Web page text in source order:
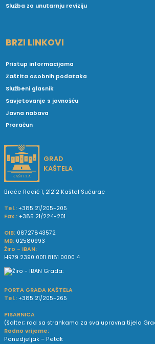
Služba za unutarnju reviziju
BRZI LINKOVI
Pristup informacijama
Zaštita osobnih podataka
Službeni glasnik
Savjetovanje s javnošću
Javna nabava
Proračun
GRAD
KAŠTELA
Braće Radić 1, 21212 Kaštel Sućurac
Tel.: +385 21/205-205
Fax.: +385 21/224-201
OIB: 08727843572
MB: 02580993
Žiro - IBAN:
HR79 2390 0011 8181 0000 4
PORTA GRADA KAŠTELA
Tel.: +385 21/205-265
PISARNICA
(šalter; rad sa strankama za sva upravna tijela
Radno vrijeme:
Ponedjeljak – Petak